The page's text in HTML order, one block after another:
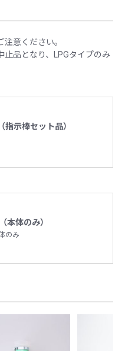
意ください。
止品となり、LPGタイプのみ
指示棒セット品）
本体のみ）
のみ